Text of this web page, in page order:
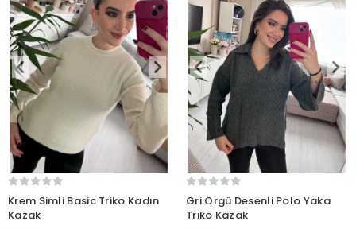
Krem Simli Basic Triko Kadın
Kazak
Gri Örgü Desenli Polo Yaka
Triko Kazak